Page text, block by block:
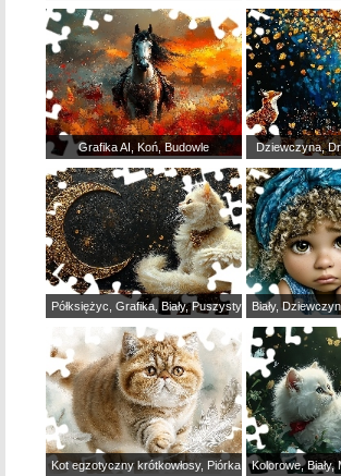
Grafika AI, Koń, Budowle Dziewczyna,
Półksiężyc, Grafika, Biały, Puszysty, KotBiały,
Kot egzotyczny krótkowłosy, Piórka, Grafika AI, Rudy
Kolorowe,